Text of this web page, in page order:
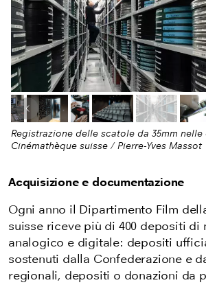
Immagine precedente
Registrazione delle scatole da 35mm
Cinémathèque suisse / Pierre-Yves Massot
Acquisizione e documentazione
Ogni anno il Dipartimento Film
suisse riceve più di 400 depositi di
analogico e digitale: depositi
sostenuti dalla Confederazione e
regionali, depositi o donazioni da